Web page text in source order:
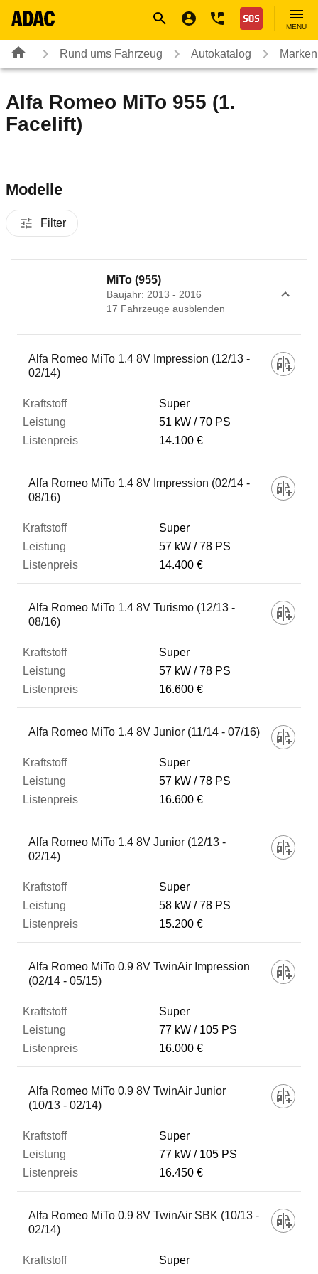
Nothilfe
MENÜ
Rund ums Fahrzeug Autokatalog
Alfa Romeo MiTo 955 (1.
Facelift)
Modelle
Filter
MiTo (955)
Baujahr: 2013 - 2016
17 Fahrzeuge ausblenden
Fahrzeug
Kraftstoff
Leistung
Listenpreis
Alfa Romeo MiTo 1.4 8V Impression (12/13 -
02/14)
Super
51 kW
70 PS
14.100 €
Alfa Romeo MiTo 1.4 8V Impression (02/14 -
08/16)
Super
57 kW
78 PS
14.400 €
Alfa Romeo MiTo 1.4 8V Turismo (12/13 -
08/16)
Super
57 kW
78 PS
16.600 €
Alfa Romeo MiTo 1.4 8V Junior (11/14 - 07/16)
Super
57 kW
78 PS
16.600 €
Alfa Romeo MiTo 1.4 8V Junior (12/13 -
02/14)
Super
58 kW
78 PS
15.200 €
Alfa Romeo MiTo 0.9 8V TwinAir Impression
(02/14 - 05/15)
Super
77 kW
105 PS
16.000 €
Alfa Romeo MiTo 0.9 8V TwinAir Junior
(10/13 - 02/14)
Super
77 kW
105 PS
16.450 €
Alfa Romeo MiTo 0.9 8V TwinAir SBK (10/13 -
02/14)
Super